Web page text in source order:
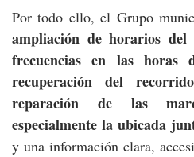
Por todo ello, el Grupo
ampliación de horarios del
frecuencias en las horas
recuperación del
reparación de las
especialmente la ubicada
y una información clara,